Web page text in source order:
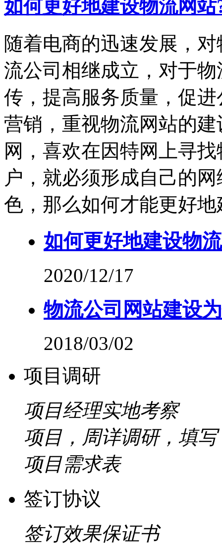
如何更好地建设物流网站
随着电商的迅速发展，
流公司相继成立，对于
传，提高服务质量，促
营销，重视物流网站的
网，喜欢在因特网上寻
户，就必须形成自己的
色，那么如何才能更好
如何更好地建设物
2020/12/17
物流公司网站建设
2018/03/02
项目调研
项目经理实地考察
项目，周详调研，填写
项目需求表
签订协议
签订效果保证书